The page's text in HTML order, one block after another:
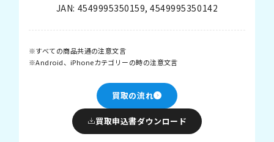
JAN: 4549995350159,4549995350142
すべての商品共通の注意文言
Android、iPhoneカテゴリーの時の注意文言
買取の流れ
買取申込書ダウンロード